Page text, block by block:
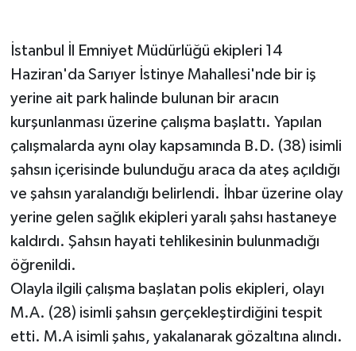
İstanbul İl Emniyet Müdürlüğü ekipleri 14
Haziran'da Sarıyer İstinye Mahallesi'nde bir iş
yerine ait park halinde bulunan bir aracın
kurşunlanması üzerine çalışma başlattı. Yapılan
çalışmalarda aynı olay kapsamında B.D. (38) isimli
şahsın içerisinde bulunduğu araca da ateş açıldığı
ve şahsın yaralandığı belirlendi. İhbar üzerine olay
yerine gelen sağlık ekipleri yaralı şahsı hastaneye
kaldırdı. Şahsın hayati tehlikesinin bulunmadığı
öğrenildi.
Olayla ilgili çalışma başlatan polis ekipleri, olayı
M.A. (28) isimli şahsın gerçekleştirdiğini tespit
etti. M.A isimli şahıs, yakalanarak gözaltına alındı.